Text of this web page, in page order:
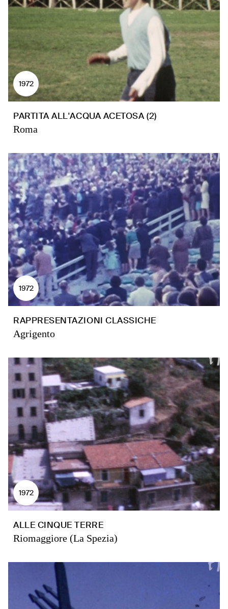
1972
PARTITA ALL'ACQUA ACETOSA (2)
Roma
1972
RAPPRESENTAZIONI CLASSICHE
Agrigento
1972
ALLE CINQUE TERRE
Riomaggiore (La Spezia)